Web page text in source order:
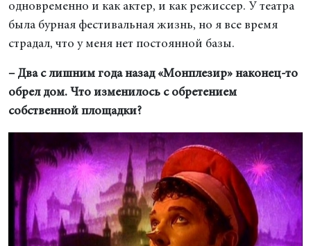
одновременно и как актер, и как режиссер. У театра
была бурная фестивальная жизнь, но я все время
страдал, что у меня нет постоянной базы.
– Два с лишним года назад «Монплезир» наконец-то
обрел дом. Что изменилось с обретением
собственной площадки?